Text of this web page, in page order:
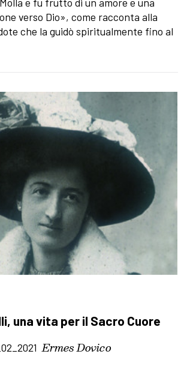
verso Dio», come racconta alla
che la guidò spiritualmente fino al
una vita per il Sacro Cuore
Ermes Dovico